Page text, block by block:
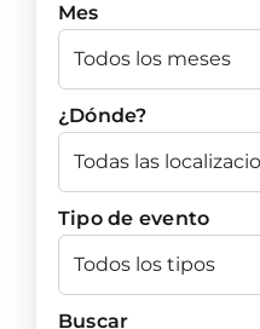
Mes
¿Dónde?
Tipo de evento
Buscar